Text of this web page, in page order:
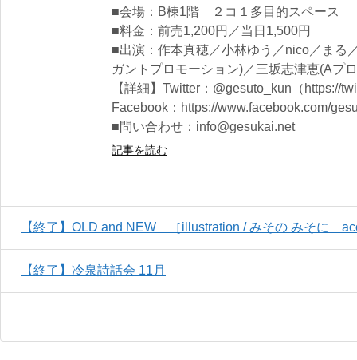
■会場：B棟1階 ２コ１多目的スペース
■料金：前売1,200円／当日1,500円
■出演：作本真穂／小林ゆう／nico／まる
ガントプロモーション)／三坂志津恵(Aプ
【詳細】Twitter：@gesuto_kun（https://
Facebook：https://www.facebook.com/
■問い合わせ：info@gesukai.net
記事を読む
【終了】OLD and NEW ［illustration / みその みそに
【終了】冷泉詩話会 11月